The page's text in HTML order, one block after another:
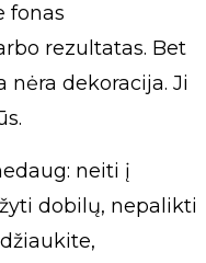
fonas
rezultatas. Bet
dekoracija. Ji
neiti į
dobilų, nepalikti